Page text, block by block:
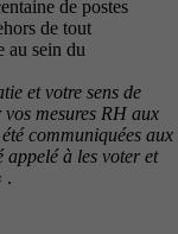
de postes
de tout
au sein du
et votre sens de
mesures RH aux
communiquées aux
appelé à les voter et
.